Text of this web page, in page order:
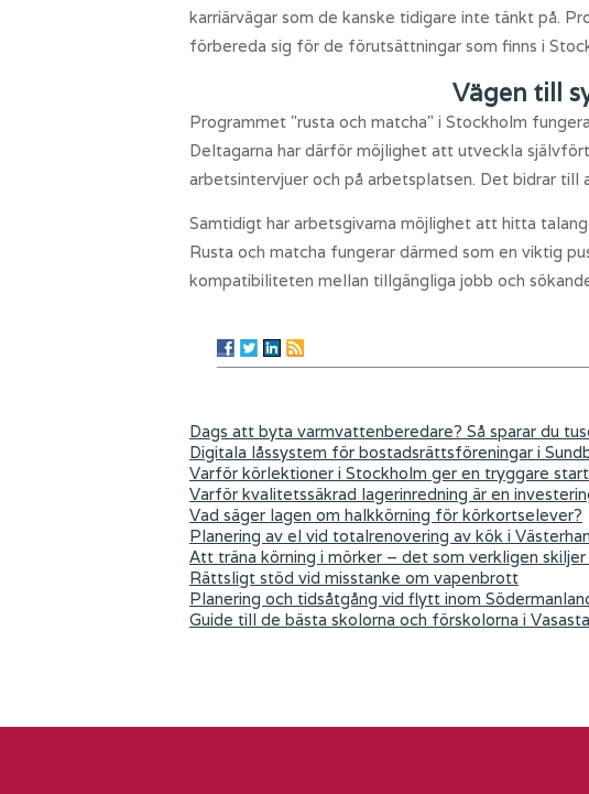
karriärvägar som de kanske tidigare inte tänkt på.
förbereda sig för de förutsättningar som finns i
Vägen till
Programmet "rusta och matcha" i Stockholm
Deltagarna har därför möjlighet att utveckla
arbetsintervjuer och på arbetsplatsen. Det bidrar
Samtidigt har arbetsgivarna möjlighet att hitta
Rusta och matcha fungerar därmed som en viktig
kompatibiliteten mellan tillgängliga jobb och
Dags att byta varmvattenberedare? Så sparar du
Digitala låssystem för bostadsrättsföreningar i
Varför körlektioner i Stockholm ger en tryggare
Varför kvalitetssäkrad lagerinredning är en
Vad säger lagen om halkkörning för körkortselever?
Planering av el vid totalrenovering av kök i
Att träna körning i mörker – det som verkligen
Rättsligt stöd vid misstanke om vapenbrott
Planering och tidsåtgång vid flytt inom
Guide till de bästa skolorna och förskolorna i